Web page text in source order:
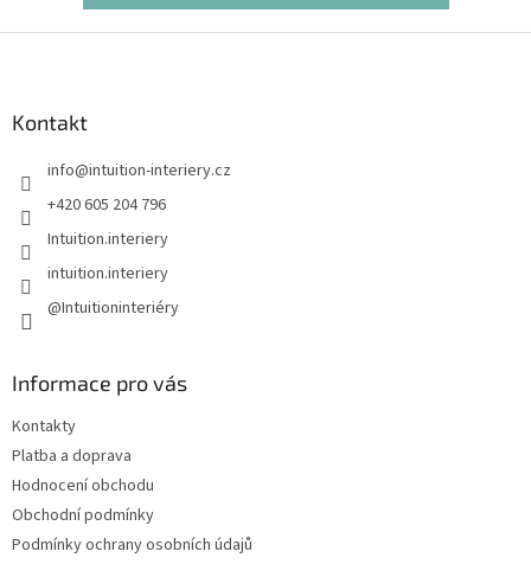
Kontakt
info@intuition-interiery.cz
+420 605 204 796
Intuition.interiery
intuition.interiery
@Intuitioninteriéry
Informace pro vás
Kontakty
Platba a doprava
Hodnocení obchodu
Obchodní podmínky
Podmínky ochrany osobních údajů